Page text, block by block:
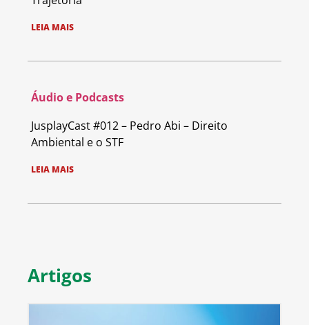
LEIA MAIS
Áudio e Podcasts
JusplayCast #012 – Pedro Abi – Direito
Ambiental e o STF
LEIA MAIS
Artigos